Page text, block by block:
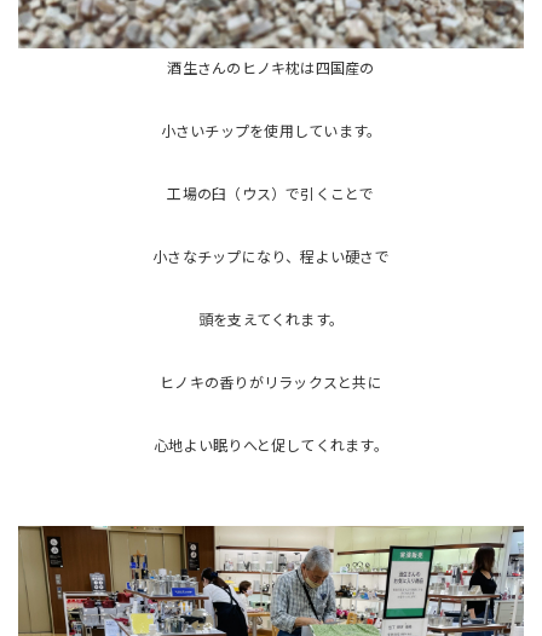
酒生さんのヒノキ枕は四国産の
小さいチップを使用しています。
工場の臼（ウス）で引くことで
小さなチップになり、程よい硬さで
頭を支えてくれます。
ヒノキの香りがリラックスと共に
心地よい眠りへと促してくれます。